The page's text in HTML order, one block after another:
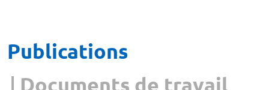
Publications
Documents de travail